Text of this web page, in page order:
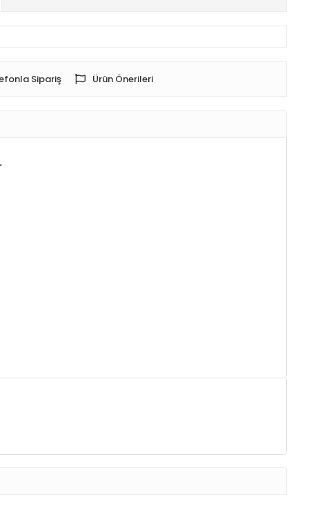
Sipariş Ürün Önerileri